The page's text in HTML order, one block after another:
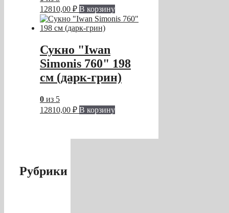
12810,00 ₽ В корзину
Сукно "Iwan
Simonis 760" 198
см (дарк-грин)
0 из 5
12810,00 ₽ В корзину
Рубрики